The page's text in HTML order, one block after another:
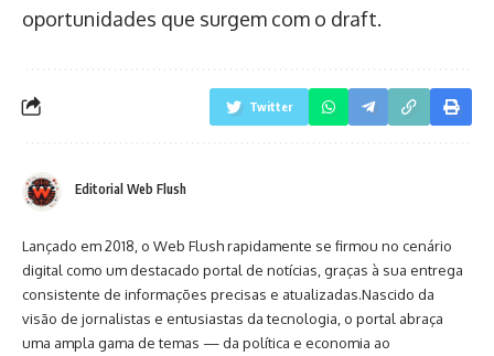
oportunidades que surgem com o draft.
Twitter
Editorial Web Flush
Lançado em 2018, o Web Flush rapidamente se firmou no cenário
digital como um destacado portal de notícias, graças à sua entrega
consistente de informações precisas e atualizadas.Nascido da
visão de jornalistas e entusiastas da tecnologia, o portal abraça
uma ampla gama de temas — da política e economia ao